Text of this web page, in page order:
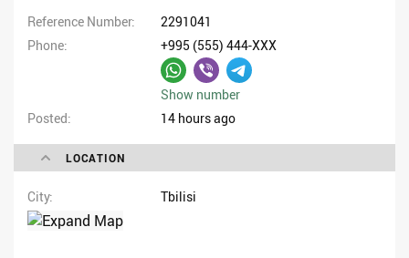
Reference Number
2291041
Phone
+995 (555) 444-XXX
Show number
Posted
14 hours ago
LOCATION
City Tbilisi